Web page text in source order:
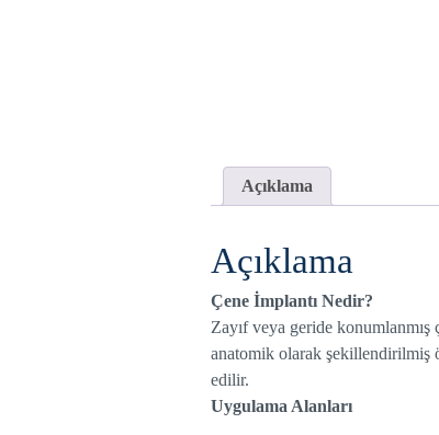
Açıklama
Açıklama
Çene İmplantı Nedir?
Zayıf veya geride
anatomik olarak şekillendirilmiş
edilir.
Uygulama Alanları